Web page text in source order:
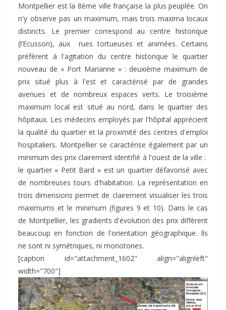
Montpellier est la 8ème ville française la plus peuplée. On
n'y observe pas un maximum, mais trois maxima locaux
distincts. Le premier correspond au centre historique
(l’Ecusson), aux rues tortueuses et animées. Certains
préfèrent à l'agitation du centre historique le quartier
nouveau de « Port Marianne » : deuxième maximum de
prix situé plus à l'est et caractérisé par de grandes
avenues et de nombreux espaces verts. Le troisième
maximum local est situé au nord, dans le quartier des
hôpitaux. Les médecins employés par l'hôpital apprécient
la qualité du quartier et la proximité des centres d'emploi
hospitaliers. Montpellier se caractérise également par un
minimum des prix clairement identifié à l'ouest de la ville :
le quartier « Petit Bard » est un quartier défavorisé avec
de nombreuses tours d'habitation. La représentation en
trois dimensions permet de clairement visualiser les trois
maximums et le minimum (figures 9 et 10). Dans le cas
de Montpellier, les gradients d'évolution des prix diffèrent
beaucoup en fonction de l'orientation géographique. Ils
ne sont ni symétriques, ni monotones.
[caption id="attachment_1602" align="alignleft"
width="700"]